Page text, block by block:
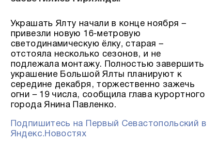
Украшать Ялту начали в конце ноября –
привезли новую 16-метровую
светодинамическую ёлку, старая –
отстояла несколько сезонов, и не
подлежала монтажу. Полностью завершить
украшение Большой Ялты планируют к
середине декабря, торжественно зажечь
огни – 19 числа, сообщила глава курортного
города Янина Павленко.
Подпишитесь на Первый Севастопольский в
Яндекс.Новостях